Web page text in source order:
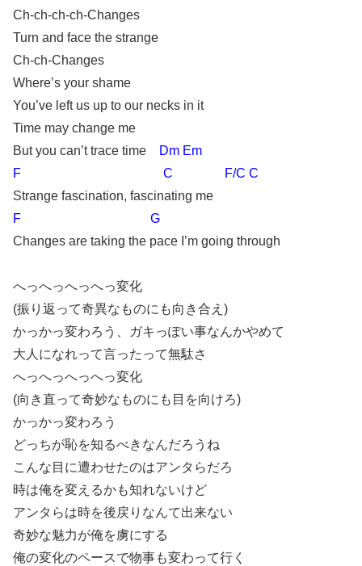
Ch-ch-ch-ch-Changes
Turn and face the strange
Ch-ch-Changes
Where’s your shame
You’ve left us up to our necks in it
Time may change me
But you can’t trace time
Dm Em
F C F/C C
Strange fascination, fascinating me
F G
Changes are taking the pace I’m going through
へっへっへっへっ変化
(振り返って奇異なものにも向き合え)
かっかっ変わろう、ガキっぽい事なんかやめて
大人になれって言ったって無駄さ
へっへっへっへっ変化
(向き直って奇妙なものにも目を向けろ)
かっかっ変わろう
どっちが恥を知るべきなんだろうね
こんな目に遭わせたのはアンタらだろ
時は俺を変えるかも知れないけど
アンタらは時を後戻りなんて出来ない
奇妙な魅力が俺を虜にする
俺の変化のペースで物事も変わって行く